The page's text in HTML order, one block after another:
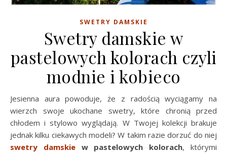
SWETRY DAMSKIE
Swetry damskie w
pastelowych kolorach czyli
modnie i kobieco
Jesienna aura powoduje, że z radością wyciągamy na
wierzch swoje ukochane swetry, które chronią przed
chłodem i stylowo wyglądają. W Twojej kolekcji brakuje
jednak kilku ciekawych modeli? W takim razie dorzuć do niej
swetry damskiew pastelowych kolorach, którymi